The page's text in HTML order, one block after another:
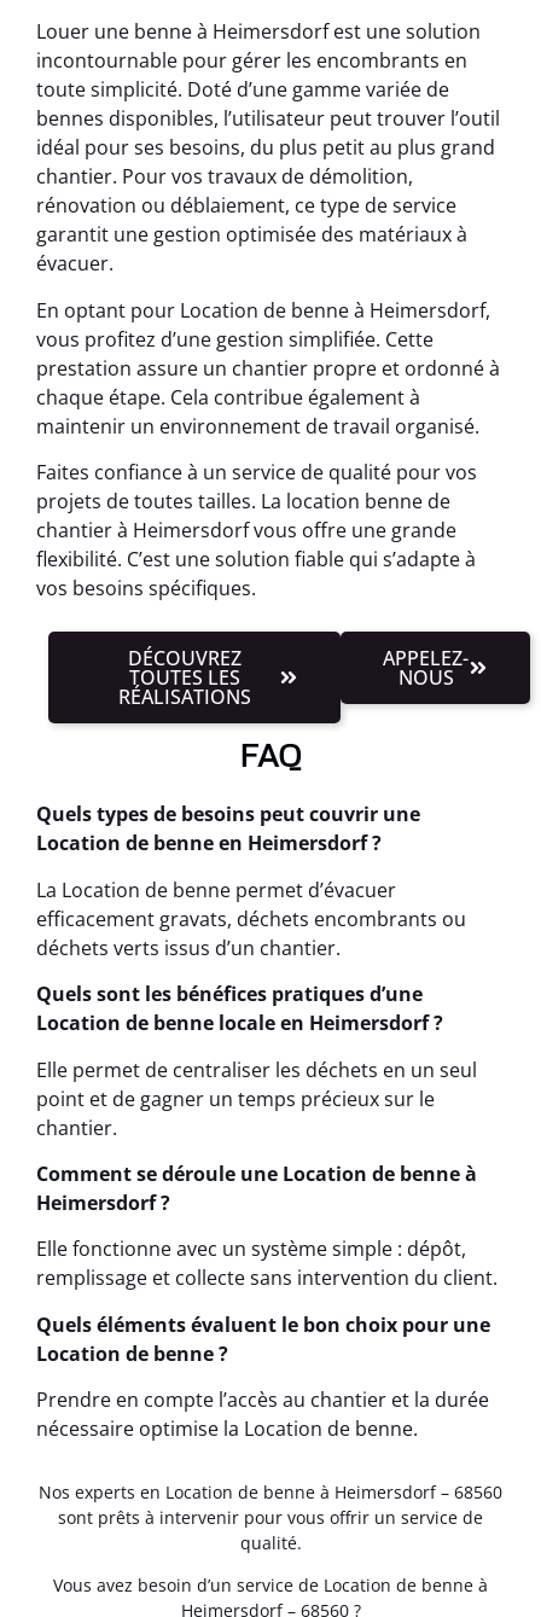
Louer une benne à Heimersdorf est une solution
incontournable pour gérer les encombrants en
toute simplicité. Doté d’une gamme variée de
bennes disponibles, l’utilisateur peut trouver l’outil
idéal pour ses besoins, du plus petit au plus grand
chantier. Pour vos travaux de démolition,
rénovation ou déblaiement, ce type de service
garantit une gestion optimisée des matériaux à
évacuer.
En optant pour Location de benne à Heimersdorf,
vous profitez d’une gestion simplifiée. Cette
prestation assure un chantier propre et ordonné à
chaque étape. Cela contribue également à
maintenir un environnement de travail organisé.
Faites confiance à un service de qualité pour vos
projets de toutes tailles. La location benne de
chantier à Heimersdorf vous offre une grande
flexibilité. C’est une solution fiable qui s’adapte à
vos besoins spécifiques.
DÉCOUVREZ
TOUTES LES
RÉALISATIONS
APPELEZ-
NOUS
FAQ
Quels types de besoins peut couvrir une
Location de benne en Heimersdorf ?
La Location de benne permet d’évacuer
efficacement gravats, déchets encombrants ou
déchets verts issus d’un chantier.
Quels sont les bénéfices pratiques d’une
Location de benne locale en Heimersdorf ?
Elle permet de centraliser les déchets en un seul
point et de gagner un temps précieux sur le
chantier.
Comment se déroule une Location de benne à
Heimersdorf ?
Elle fonctionne avec un système simple : dépôt,
remplissage et collecte sans intervention du client.
Quels éléments évaluent le bon choix pour une
Location de benne ?
Prendre en compte l’accès au chantier et la durée
nécessaire optimise la Location de benne.
Nos experts en Location de benne à Heimersdorf – 68560
sont prêts à intervenir pour vous offrir un service de
qualité.
Vous avez besoin d’un service de Location de benne à
Heimersdorf – 68560 ?